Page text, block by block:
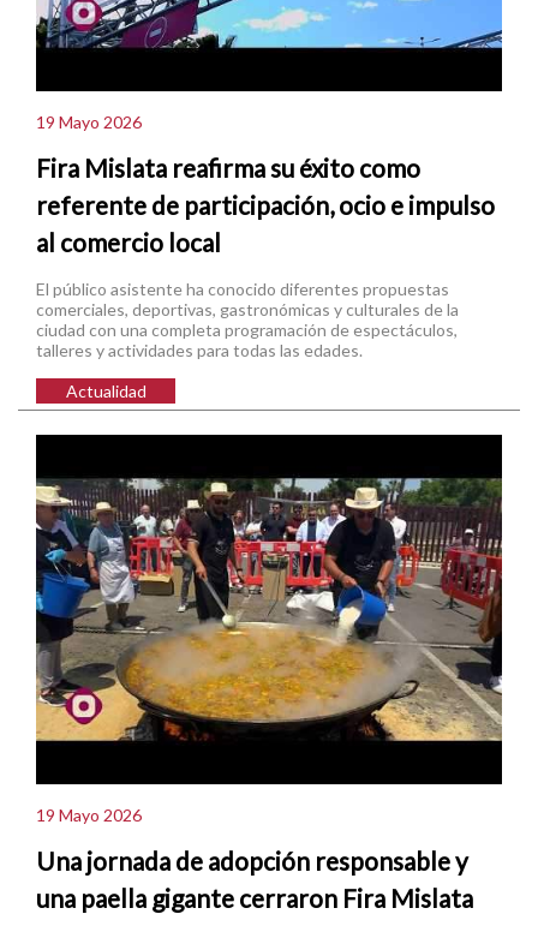
19 Mayo 2026
Fira Mislata reafirma su éxito como
referente de participación, ocio e impulso
al comercio local
El público asistente ha conocido diferentes propuestas
comerciales, deportivas, gastronómicas y culturales de la
ciudad con una completa programación de espectáculos,
talleres y actividades para todas las edades.
Actualidad
19 Mayo 2026
Una jornada de adopción responsable y
una paella gigante cerraron Fira Mislata